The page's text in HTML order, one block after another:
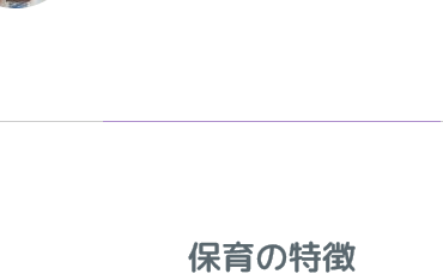
保育の特徴